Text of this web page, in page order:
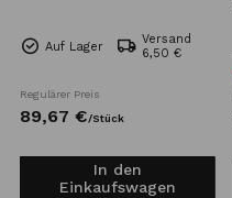
Auf Lager
Versand
6,50 €
Regulärer Preis
89,67 €/Stück
In den
Einkaufswagen